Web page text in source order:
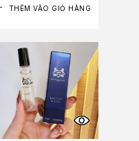
THÊM VÀO GIỎ HÀNG